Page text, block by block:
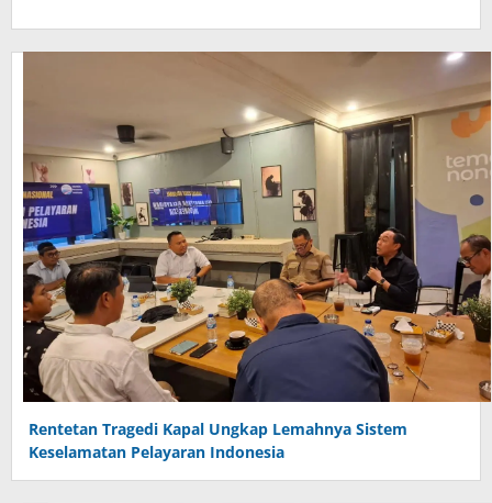
Rentetan Tragedi Kapal Ungkap Lemahnya Sistem
Keselamatan Pelayaran Indonesia